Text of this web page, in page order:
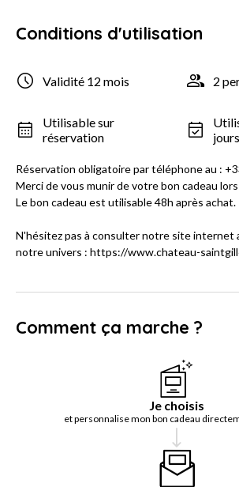
Conditions d'utilisation
Validité 12 mois 2
Utilisable sur
réservation
jours
Réservation obligatoire par téléphone au :
Merci de vous munir de votre bon cadeau
Le bon cadeau est utilisable 48h après achat.
N'hésitez pas à consulter notre site internet
notre univers : https://www.chateau-
Comment ça marche ?
Je choisis
et personnalise mon bon cadeau